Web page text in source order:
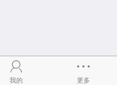
我的 更多